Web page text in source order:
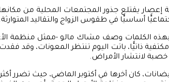
إعصار يقتلع جذور المجتمعات المحلية من
أساسيًّا في طقوس الزواج والتقاليد المتوارثة.
الكلمات وصف مشاك مالو -ممثل منظمة
خصبة لانتشار الأمراض.